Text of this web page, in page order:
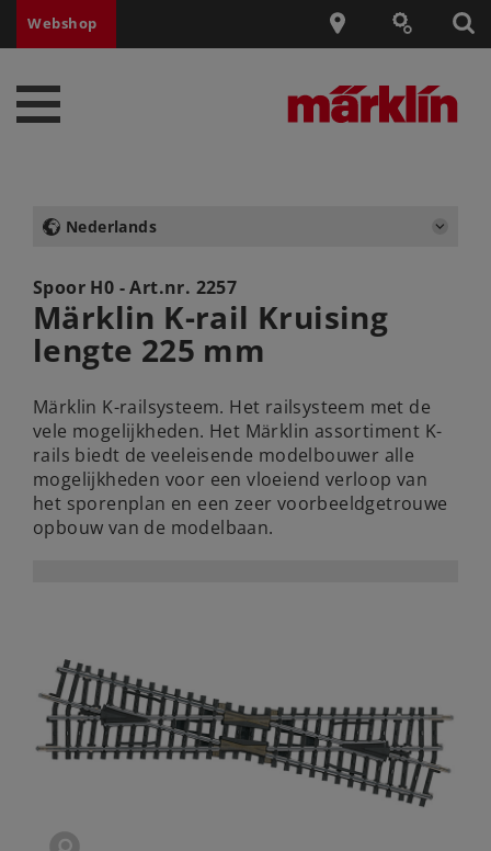
Webshop
Nederlands
Spoor H0 - Art.nr. 2257
Märklin K-rail Kruising
lengte 225 mm
Märklin K-railsysteem. Het railsysteem met de
vele mogelijkheden. Het Märklin assortiment K-
rails biedt de veeleisende modelbouwer alle
mogelijkheden voor een vloeiend verloop van
het sporenplan en een zeer voorbeeldgetrouwe
opbouw van de modelbaan.